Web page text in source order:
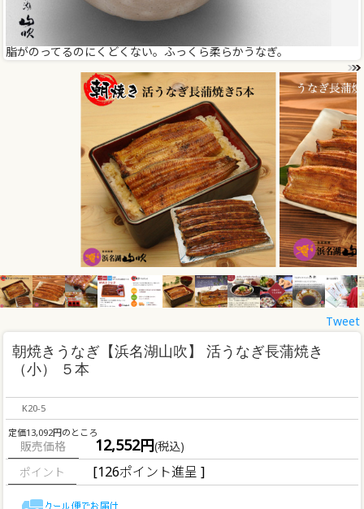
脂がのってるのにくどくない。ふっくら柔らかうなぎ。
Tweet
朝焼きうなぎ【浜名湖山吹】 活うなぎ長蒲焼き
（小） ５本
K20-5
定価13,092円のところ
販売価格 12,552円(税込)
[126ポイント進呈 ]